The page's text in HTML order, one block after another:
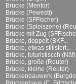
Brücke (Mentor)
Brücke (Pewesti)
Brücke (SFFischer)
Brücke (Spielszene)
Brücke mit Zug
Brücke, doppelt (BKF...
Brücke, etwas stilisiert...
Brücke, futuristiscch (Näf)
Brücke, große (Reuter)
Brücke, kleine (Reuter)
Brückenbauwerk